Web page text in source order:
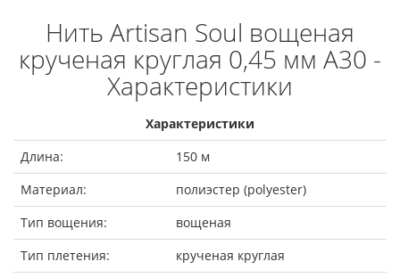
Нить Artisan Soul вощеная
крученая круглая 0,45 мм A30 -
Характеристики
Характеристики
Длина:
150 м
Материал:
полиэстер (polyester)
Тип вощения:
вощеная
Тип плетения:
крученая круглая